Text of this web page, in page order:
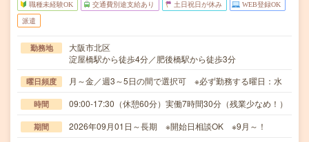
職種未経験OK 交通費別途支給あり 土日祝日が休み WEB登録OK
派遣
勤務地
大阪市北区
淀屋橋駅から徒歩4分／肥後橋駅から徒歩3分
曜日頻度 月～金／週3～5日の間で選択可 ※必ず勤務する曜日：水
時間 09:00-17:30（休憩60分）実働7時間30分（残業少なめ！）
期間 2026年09月01日～長期 ※開始日相談OK ※9月～！